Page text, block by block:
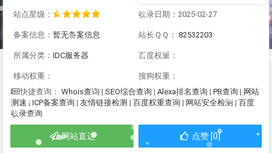
站点星级： 收录日期：2025-02-27
备案信息： 暂无备案信息 站长ＱＱ： 82532203
所属分类： IDC服务器 百度权重：
移动权重： 搜狗权重：
快捷查询： Whois查询 | SEO综合查询 | Alexa排名查询 | PR查询 | 网站
测速 | ICP备案查询 | 友情链接检测 | 百度权重查询 | 网站安全检测 | 百度
收录查询
网站直达 点赞 [0]